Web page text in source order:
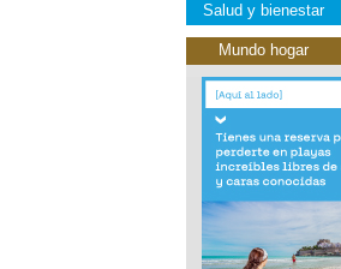
Salud y bienestar
Mundo hogar